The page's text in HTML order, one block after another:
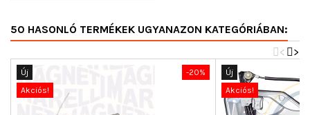
50 HASONLÓ TERMÉKEK UGYANAZON KATEGÓRIÁBAN:
>
<
-20%
Új
Akciós!
Új
Akciós!